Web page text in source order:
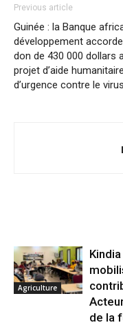
Previous article
Guinée : la Banque
développement
don de 430 000 dollars
projet d’aide humanitaire
d’urgence contre le
Agriculture
de la